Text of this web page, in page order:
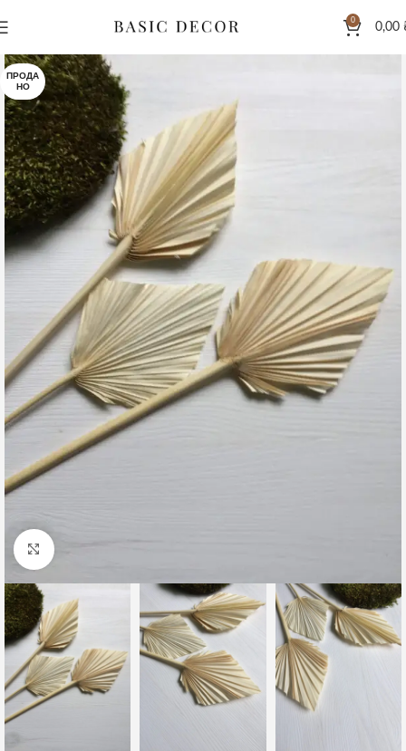
0
0,00
ПРОДА
НО
Клацніть, щоб збільшити